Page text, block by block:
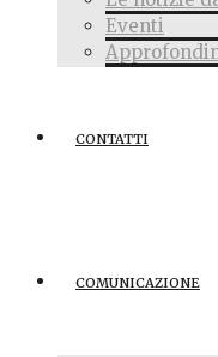
Eventi
CONTATTI
COMUNICAZIONE